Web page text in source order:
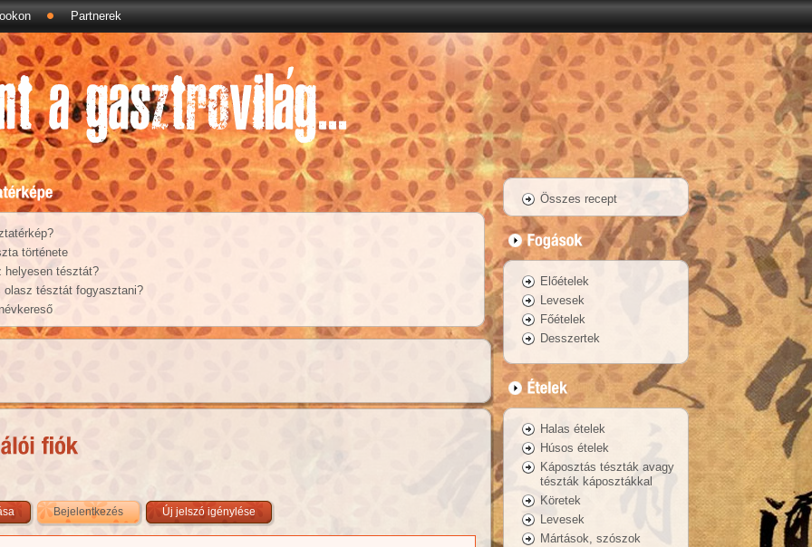
Partnerek
története
helyesen tésztát?
olasz tésztát fogyasztani?
Bejelentkezés(aktív fül)Új jelszó igénylése
Összes recept
Előételek
Levesek
Főételek
Desszertek
Halas ételek
Húsos ételek
Káposztás tészták avagy
tészták káposztákkal
Köretek
Levesek
Mártások, szószok